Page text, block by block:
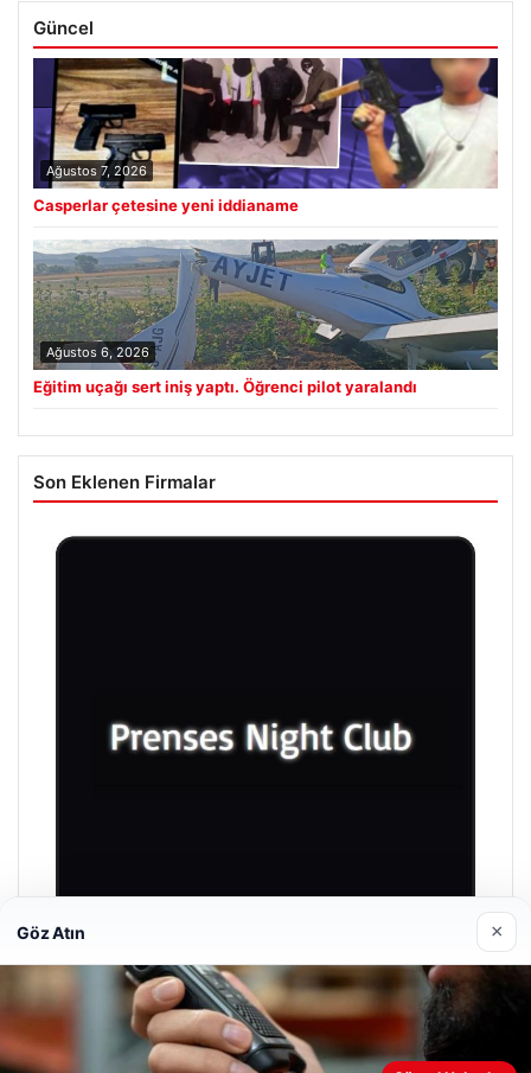
Güncel
Ağustos 7, 2026
Casperlar çetesine yeni iddianame
Ağustos 6, 2026
Eğitim uçağı sert iniş yaptı. Öğrenci pilot yaralandı
Son Eklenen Firmalar
Prenses Night Club
Nisan 29, 2026
Göz Atın ×